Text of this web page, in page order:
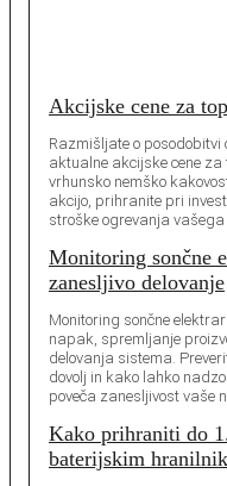
Akcijske cene za
Razmišljate o posodobitvi
aktualne akcijske cene
vrhunsko nemško
akcijo, prihranite pri
stroške ogrevanja vašega
Monitoring sončne
zanesljivo delovanje
Monitoring sončne
napak, spremljanje
delovanja sistema.
dovolj in kako lahko
poveča zanesljivost vaše
Kako prihraniti do
baterijskim